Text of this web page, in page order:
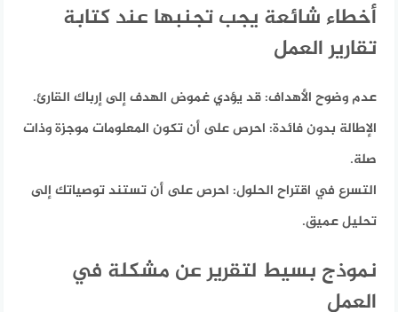
أخطاء شائعة يجب تجنبها عند كتابة
تقارير العمل
عدم وضوح الأهداف: قد يؤدي غموض الهدف إلى إرباك القارئ.
الإطالة بدون فائدة: احرص على أن تكون المعلومات موجزة وذات
صلة.
التسرع في اقتراح الحلول: احرص على أن تستند توصياتك إلى
تحليل عميق.
نموذج بسيط لتقرير عن مشكلة في
العمل